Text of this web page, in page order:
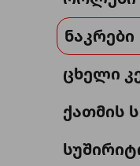
ნაკრები
ცხელი
ქათმის